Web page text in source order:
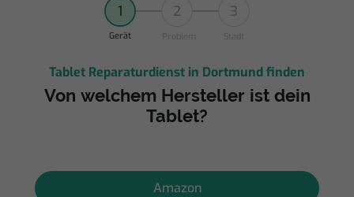
Selbst reparieren
Reparieren lassen
Shop
1
Gerät
2
Problem
3
Tablet Reparaturdienst in Dortmund finden
Von welchem Hersteller ist dein
Tablet?
Amazon